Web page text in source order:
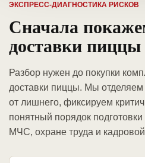
ЭКСПРЕСС-ДИАГНОСТИКА РИСКОВ
Сначала
доставки пиццы
Разбор нужен до покупки
доставки пиццы. Мы отделяем
от лишнего, фиксируем
понятный порядок подготовки
МЧС, охране труда и